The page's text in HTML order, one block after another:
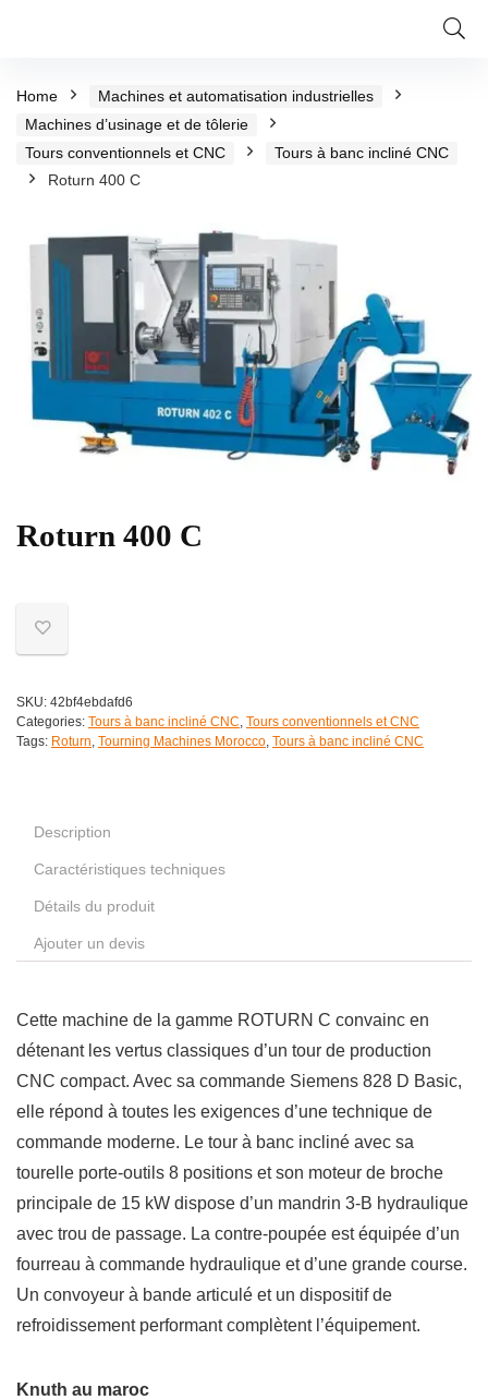
Home
Machines et automatisation industrielles
Machines d’usinage et de tôlerie
Tours conventionnels et CNC
Tours à banc incliné CNC
Roturn 400 C
Roturn 400 C
SKU: 42bf4ebdafd6
Categories: Tours à banc incliné CNC, Tours conventionnels et CNC
Tags: Roturn, Tourning Machines Morocco, Tours à banc incliné CNC
Description
Caractéristiques techniques
Détails du produit
Ajouter un devis
Cette machine de la gamme ROTURN C convainc en
détenant les vertus classiques d’un tour de production
CNC compact. Avec sa commande Siemens 828 D Basic,
elle répond à toutes les exigences d’une technique de
commande moderne. Le tour à banc incliné avec sa
tourelle porte-outils 8 positions et son moteur de broche
principale de 15 kW dispose d’un mandrin 3-B hydraulique
avec trou de passage. La contre-poupée est équipée d’un
fourreau à commande hydraulique et d’une grande course.
Un convoyeur à bande articulé et un dispositif de
refroidissement performant complètent l’équipement.
Knuth au maroc